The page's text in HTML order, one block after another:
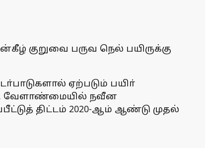
குறுவை பருவ நெல் பயிருக்கு
ஏற்படும் பயிா்
வேளாண்மையில் நவீன
திட்டம் 2020-ஆம் ஆண்டு முதல்